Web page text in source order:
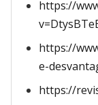
https://
https://
e-
https://